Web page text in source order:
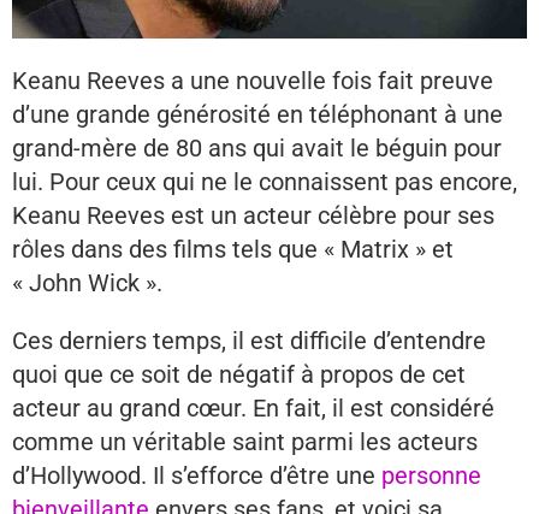
Keanu Reeves a une nouvelle fois fait preuve
d’une grande générosité en téléphonant à une
grand-mère de 80 ans qui avait le béguin pour
lui. Pour ceux qui ne le connaissent pas encore,
Keanu Reeves est un acteur célèbre pour ses
rôles dans des films tels que « Matrix » et
« John Wick ».
Ces derniers temps, il est difficile d’entendre
quoi que ce soit de négatif à propos de cet
acteur au grand cœur. En fait, il est considéré
comme un véritable saint parmi les acteurs
d’Hollywood. Il s’efforce d’être une personne